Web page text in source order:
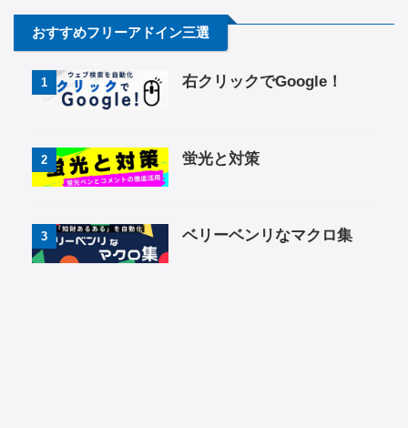
おすすめフリーアドイン三選
1 右クリックでGoogle！
2 蛍光と対策
3 ベリーベンリなマクロ集